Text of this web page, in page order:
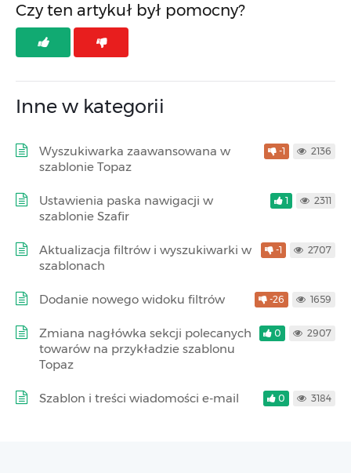
Czy ten artykuł był pomocny?
Inne w kategorii
Wyszukiwarka zaawansowana w
szablonie Topaz
-1 2136
Ustawienia paska nawigacji w
szablonie Szafir
1 2311
Aktualizacja filtrów i wyszukiwarki w
szablonach
-1 2707
Dodanie nowego widoku filtrów -26 1659
Zmiana nagłówka sekcji polecanych
towarów na przykładzie szablonu
Topaz
0 2907
Szablon i treści wiadomości e-mail 0 3184